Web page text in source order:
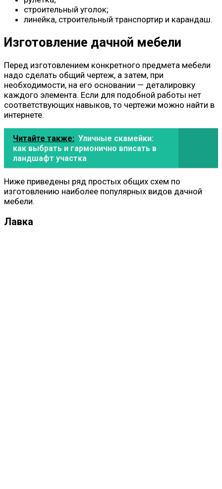
строительный уголок;
линейка, строительный транспортир и карандаш.
Изготовление дачной мебели
Перед изготовлением конкретного предмета мебели
надо сделать общий чертеж, а затем, при
необходимости, на его основании — деталировку
каждого элемента. Если для подобной работы нет
соответствующих навыков, то чертежи можно найти в
интернете.
Читайте также: Уличные скамейки:
как выбрать и гармонично вписать в
ландшафт участка
Ниже приведены ряд простых общих схем по
изготовлению наиболее популярных видов дачной
мебели.
Лавка